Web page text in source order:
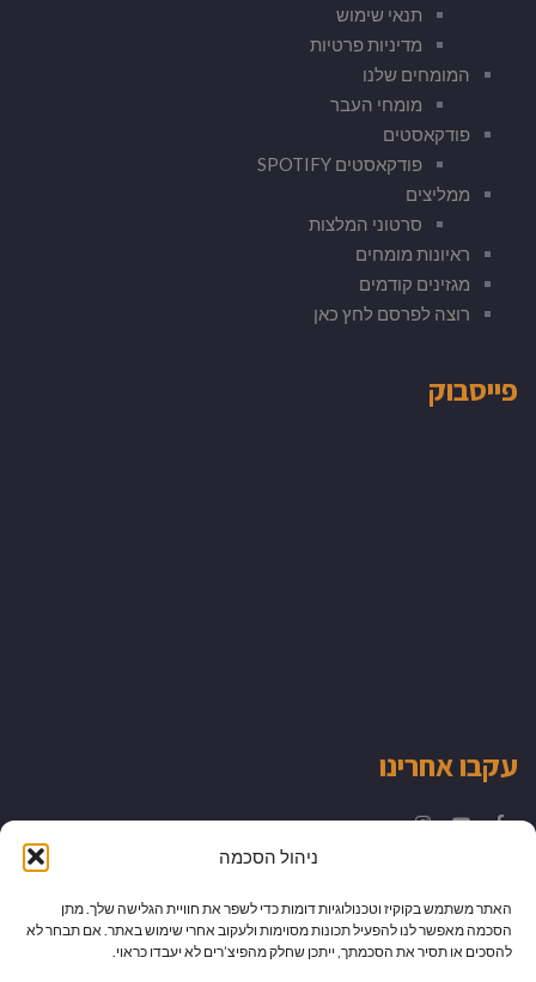
ניהול הסכמה
האתר משתמש בקוקיז וטכנולוגיות דומות כדי לשפר את חוויית הגלישה שלך. מתן
הסכמה מאפשר לנו להפעיל תכונות מסוימות ולעקוב אחרי שימוש באתר. אם תבחר לא
להסכים או תסיר את הסכמתך, ייתכן שחלק מהפיצ’רים לא יעבדו כראוי.
תנאי שימוש
מדיניות פרטיות
המומחים שלנו
מומחי העבר
פודקאסטים
פודקאסטים SPOTIFY
ממליצים
סרטוני המלצות
ראיונות מומחים
מגזינים קודמים
רוצה לפרסם לחץ כאן
פייסבוק
עקבו אחרינו